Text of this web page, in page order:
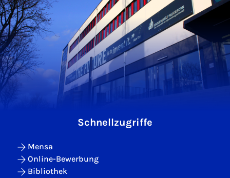
Schnellzugriffe
Mensa
Online-Bewerbung
Bibliothek